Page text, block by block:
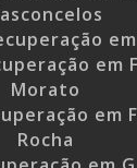
em
Morato
em
Rocha